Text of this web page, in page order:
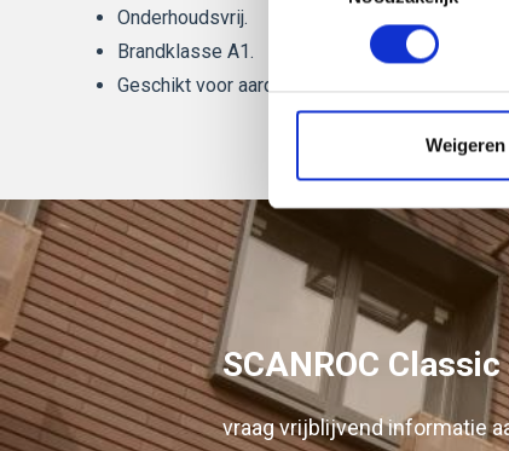
Weigeren
Onderhoudsvrij.
Brandklasse A1.
Geschikt voor aardbevingsgevoelige gebieden.
SCANROC Classic
vraag vrijblijvend informatie